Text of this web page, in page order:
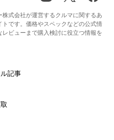
式会社が運営するクルマに関するあ
です。価格やスペックなどの公式情
ビューまで購入検討に役立つ情報を
記事